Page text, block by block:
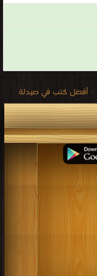
> أفضل كتب في صيدلة